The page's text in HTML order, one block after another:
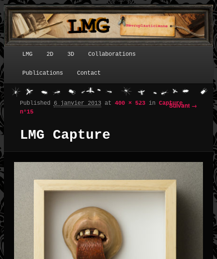
Menu principal
LMG 2D 3D Collaborations
Publications Contact
Suivant →
LMG Capture
Published 6 janvier 2013at 400 × 523in Capture
n°15